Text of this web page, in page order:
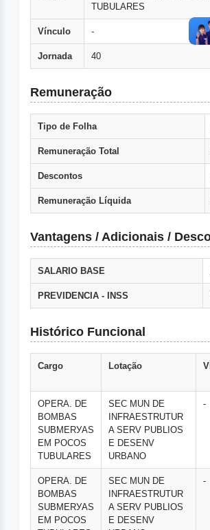
TUBULARES
Vínculo -
Jornada 40
Remuneração
Tipo de Folha
Remuneração Total
Descontos
Remuneração Líquida
Vantagens / Adicionais /
SALARIO BASE
PREVIDENCIA - INSS
Histórico Funcional
Cargo Lotação
OPERA. DE
BOMBAS
SUBMERУAS
EM POCOS
TUBULARES
SEC MUN DE
INFRAESTRUTUR
A SERV PUBLIOS
E DESENV
URBANO
-
OPERA. DE
BOMBAS
SUBMERУAS
EM POCOS
SEC MUN DE
INFRAESTRUTUR
A SERV PUBLIOS
E DESENV
-